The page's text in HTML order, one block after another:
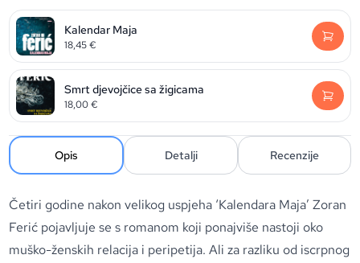
Kalendar Maja
18,45€
Smrt djevojčice sa žigicama
18,00€
Opis Detalji Recenzije
Četiri godine nakon velikog uspjeha ‘Kalendara Maja’ Zoran
Ferić pojavljuje se s romanom koji ponajviše nastoji oko
muško-ženskih relacija i peripetija. Ali za razliku od iscrpnog